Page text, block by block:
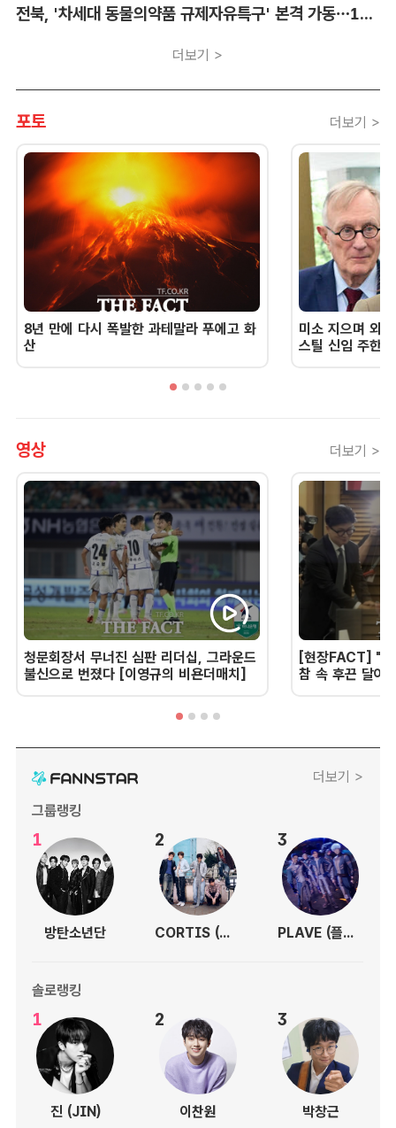
전북, '차세대 동물의약품 규제자유특구' 본격 가동…11개 기업 1273억 투자
더보기 >
포토 더보기 >
8년 만에 다시 폭발한 과테말라 푸에고 화
산
미소 지으며 외
스틸 신임 주한
영상 더보기 >
청문회장서 무너진 심판 리더십, 그라운드
불신으로 번졌다 [이영규의 비욘더매치]
[현장FACT] "한
참 속 후끈 달아
더보기 >
그룹랭킹
1
방탄소년단
2
CORTIS (코르티스)
3
PLAVE (플레이브)
솔로랭킹
1
진 (JIN)
2
이찬원
3
박창근